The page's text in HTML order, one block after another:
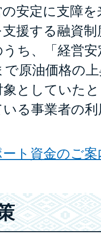
安定に支障
援する融資
ち、「経営
原油価格の
としていた
る事業者の
ト資金のご